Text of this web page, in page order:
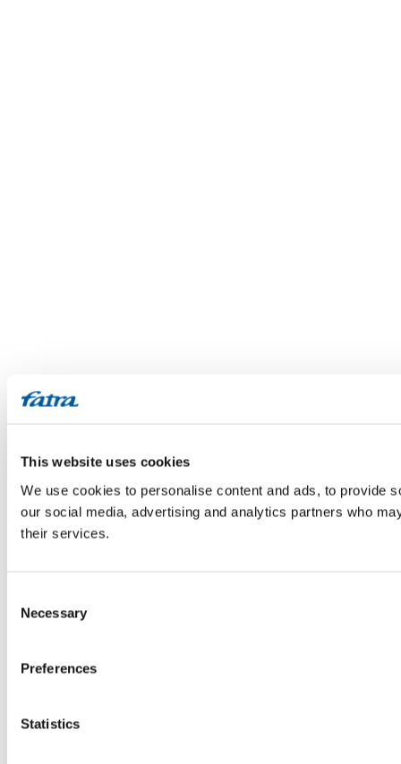
This website uses cookies
We use cookies to personalise content and ads, to provide
our social media, advertising and analytics partners who
their services.
Selection
Necessary
Preferences
Statistics